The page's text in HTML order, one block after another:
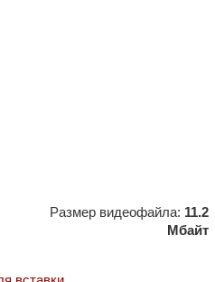
Размер видеофайла: 11.2
Мбайт